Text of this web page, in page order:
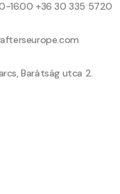
16.00 +36 30 335 5720
Barátság utca 2.